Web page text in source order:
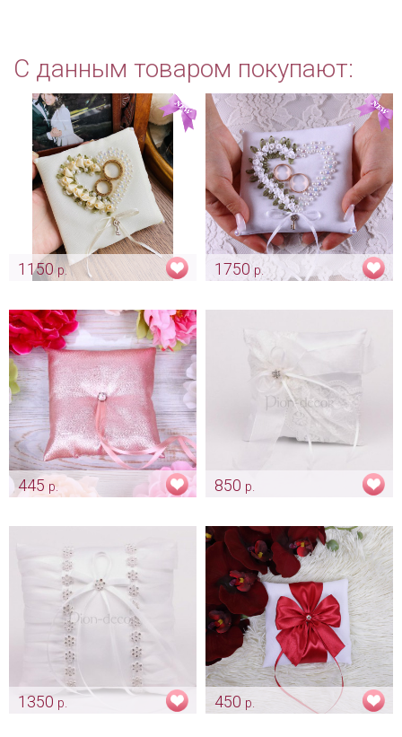
С данным товаром покупают:
1150р.
Арт: pod_0026
1750 р.
445 р.
850 р.
Арт: pod_0016
1350 р.
450 р.